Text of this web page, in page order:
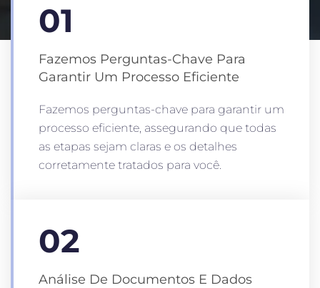
01
Fazemos Perguntas-Chave Para
Garantir Um Processo Eficiente
Fazemos perguntas-chave para garantir um
processo eficiente, assegurando que todas
as etapas sejam claras e os detalhes
corretamente tratados para você.
02
Análise De Documentos E Dados